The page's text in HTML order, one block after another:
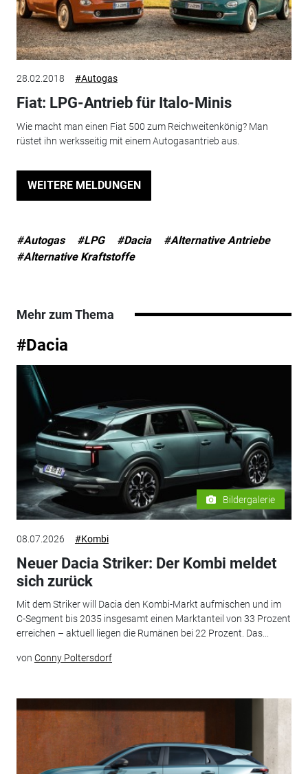
28.02.2018 #Autogas
Fiat: LPG-Antrieb für Italo-Minis
Wie macht man einen Fiat 500 zum Reichweitenkönig? Man
rüstet ihn werksseitig mit einem Autogasantrieb aus.
WEITERE MELDUNGEN
#Autogas #LPG #Dacia
#Alternative Antriebe
#Alternative Kraftstoffe
Mehr zum Thema
#Dacia
Bildergalerie
08.07.2026 #Kombi
Neuer Dacia Striker: Der Kombi meldet
sich zurück
Mit dem Striker will Dacia den Kombi-Markt aufmischen und im
C-Segment bis 2035 insgesamt einen Marktanteil von 33 Prozent
erreichen – aktuell liegen die Rumänen bei 22 Prozent. Das...
von Conny Poltersdorf